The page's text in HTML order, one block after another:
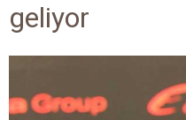
geliyor